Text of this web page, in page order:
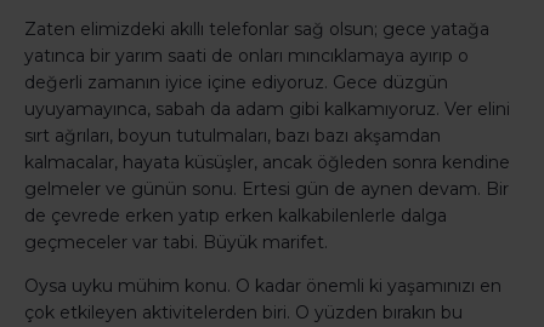
Zaten elimizdeki akıllı telefonlar sağ olsun; gece yatağa
yatınca bir yarım saati de onları mıncıklamaya ayırıp o
değerli zamanın iyice içine ediyoruz. Gece düzgün
uyuyamayınca, sabah da adam gibi kalkamıyoruz. Ver elini
sırt ağrıları, boyun tutulmaları, bazı bazı akşamdan
kalmacalar, hayata küsüşler, ancak öğleden sonra kendine
gelmeler ve günün sonu. Ertesi gün de aynen devam. Bir
de çevrede erken yatıp erken kalkabilenlerle dalga
geçmeceler var tabi. Büyük marifet.
Oysa uyku mühim konu. O kadar önemli ki yaşamınızı en
çok etkileyen aktivitelerden biri. O yüzden bırakın bu